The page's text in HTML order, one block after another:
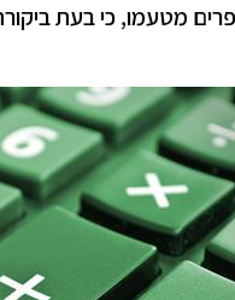
מטעמו, כי בעת